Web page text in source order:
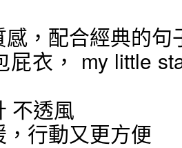
，配合經典的句
屁衣， my little
不透風
行動又更方便